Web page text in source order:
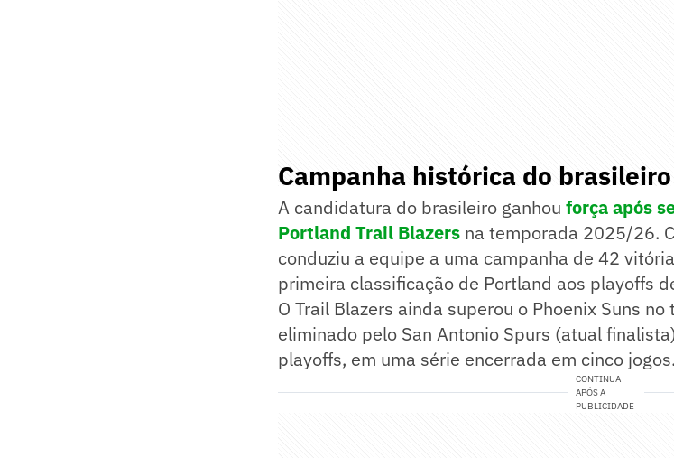
Campanha histórica do
A candidatura do brasileiro ganhou força após
Portland Trail Blazers na temporada 2025/26.
conduziu a equipe a uma campanha de 42
primeira classificação de Portland aos playoffs
O Trail Blazers ainda superou o Phoenix Suns no
eliminado pelo San Antonio Spurs (atual
playoffs, em uma série encerrada em cinco jogos.
CONTINUA
APÓS A
PUBLICIDADE